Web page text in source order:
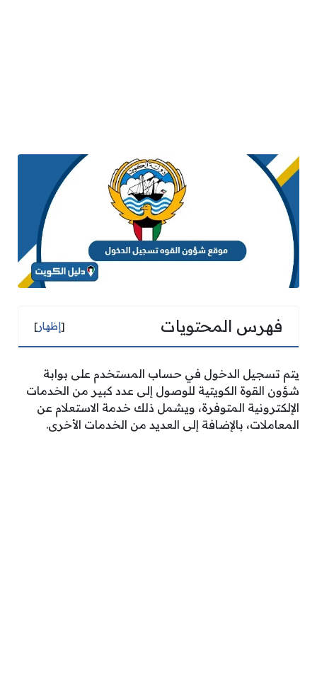
فهرس المحتويات [إظهار]
يتم تسجيل الدخول في حساب المستخدم على بوابة
شؤون القوة الكويتية للوصول إلى عدد كبير من الخدمات
الإلكترونية المتوفرة، ويشمل ذلك خدمة الاستعلام عن
المعاملات، بالإضافة إلى العديد من الخدمات الأخرى.